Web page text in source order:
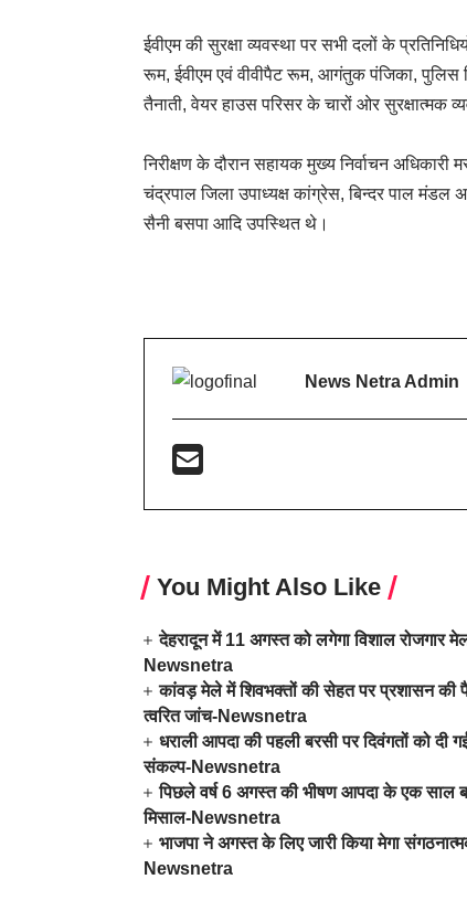
ईवीएम की सुरक्षा व्यवस्था पर सभी दलों के
रूम, ईवीएम एवं वीवीपैट रूम, आगंतुक पंजिका, पुलिस
तैनाती, वेयर हाउस परिसर के चारों ओर सुरक्षात्मक
निरीक्षण के दौरान सहायक मुख्य निर्वाचन
चंद्रपाल जिला उपाध्यक्ष कांग्रेस, बिन्दर पाल मंडल
सैनी बसपा आदि उपस्थित थे।
News Netra Admin
You Might Also Like
देहरादून में 11 अगस्त को लगेगा विशाल रोजगार
Newsnetra
कांवड़ मेले में शिवभक्तों की सेहत पर प्रशासन की
त्वरित जांच-Newsnetra
धराली आपदा की पहली बरसी पर दिवंगतों को दी
संकल्प-Newsnetra
पिछले वर्ष 6 अगस्त की भीषण आपदा के एक साल
मिसाल-Newsnetra
भाजपा ने अगस्त के लिए जारी किया मेगा
Newsnetra